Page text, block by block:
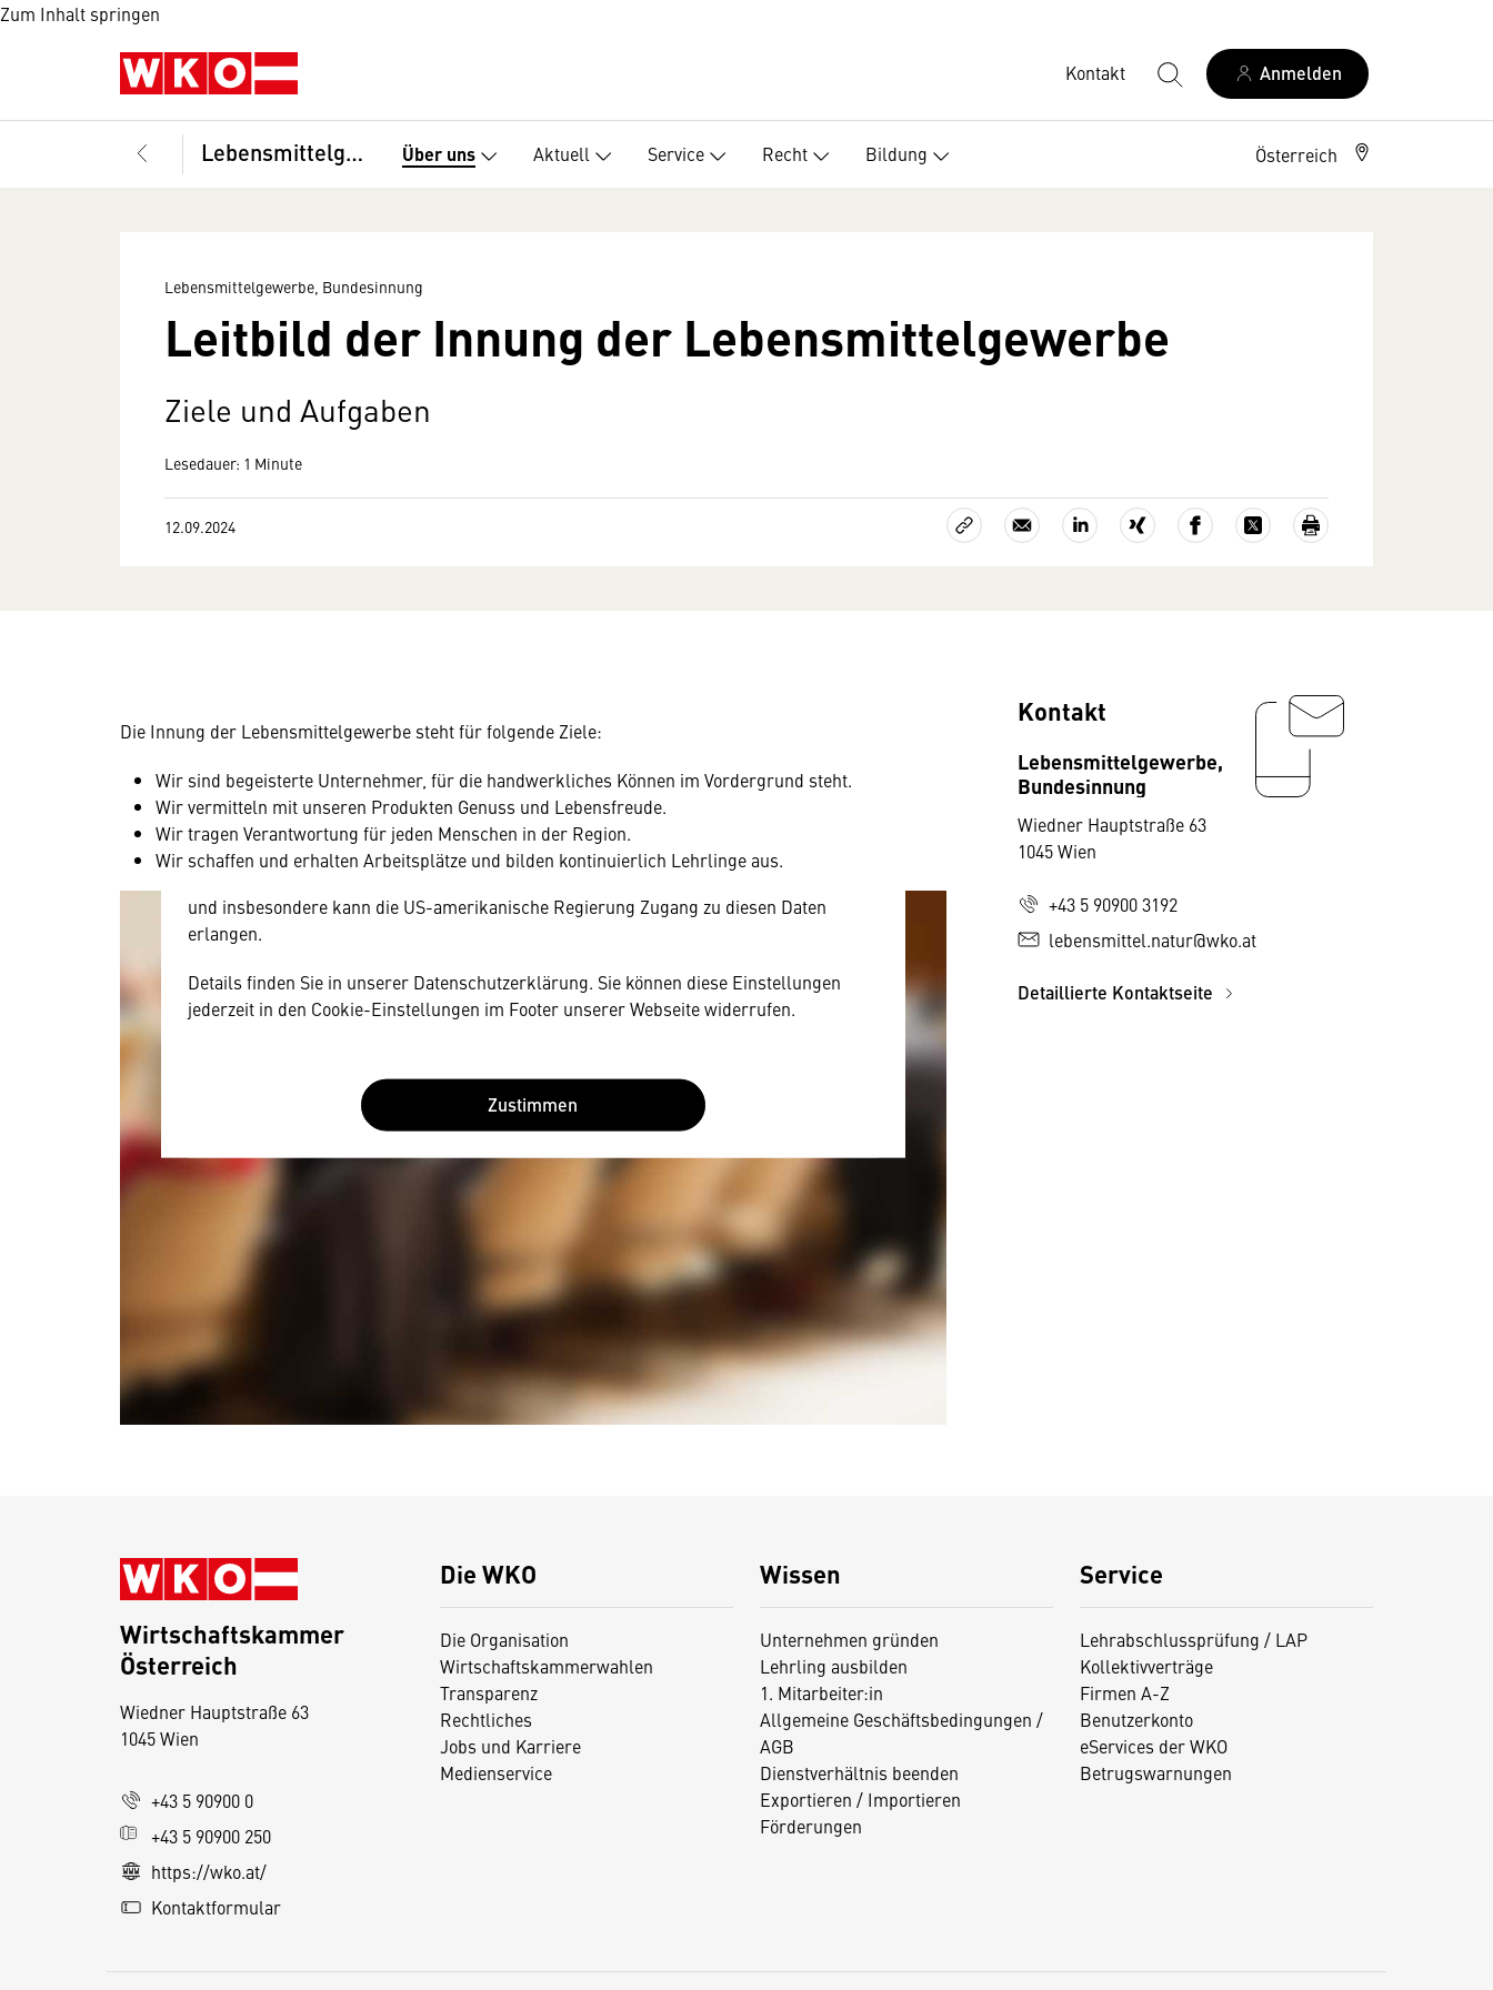
Zum Inhalt springen
Kontakt Anmelden
Lebensmittelgewerbe, Bundesinnung Über uns Aktuell Service Recht Bildung Österreich
Lebensmittelgewerbe, Bundesinnung
Leitbild der Innung der Lebensmittelgewerbe
Ziele und Aufgaben
Lesedauer: 1 Minute
12.09.2024
Die Innung der Lebensmittelgewerbe steht für folgende Ziele:
Wir sind begeisterte Unternehmer, für die handwerkliches Können im Vordergrund steht.
Wirvermitteln mit unseren Produkten Genuss und Lebensfreude.
Wir tragen Verantwortung für jeden Menschen in der Region.
Wir schaffen und erhalten Arbeitsplätze und bilden kontinuierlich Lehrlinge aus.
Wir benötigen Ihre Zustimmung
Hier würden wir Ihnen gerne einen externen Inhalt anzeigen. Dafür benötigen wir
allerdings Ihre Zustimmung, da Ihr Browser personenbezogene technische Daten zu
Geräten und Nutzerverhalten mitunter mit US-amerikanischen Anbietern austauscht.
und insbesondere kann die US-amerikanische Regierung Zugang zu diesen Daten
erlangen.
Details finden Sie in unserer Datenschutzerklärung. Sie können diese Einstellungen
jederzeit in den Cookie-Einstellungen im Footer unserer Webseite widerrufen.
Zustimmen
Kontakt
Lebensmittelgewerbe,
Bundesinnung
Wiedner Hauptstraße 63
1045 Wien
+43 5 90900 3192
lebensmittel.natur@wko.at
Detaillierte Kontaktseite
Die WKO
Die Organisation
Wirtschaftskammerwahlen
Transparenz
Rechtliches
Jobs und Karriere
Medienservice
Wissen
Unternehmen gründen
Lehrling ausbilden
1. Mitarbeiter:in
Allgemeine Geschäftsbedingungen /
AGB
Dienstverhältnis beenden
Exportieren / Importieren
Förderungen
Service
Lehrabschlussprüfung / LAP
Kollektivverträge
Firmen A-Z
Benutzerkonto
eServices der WKO
Betrugswarnungen
Wirtschaftskammer
Österreich
Wiedner Hauptstraße 63
1045 Wien
+43 5 90900 0
+43 5 90900 250
https://wko.at/
Kontaktformular